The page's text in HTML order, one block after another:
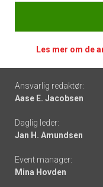
Les mer om de
Footer
-
links
Ansvarlig redaktør:
Aase E. Jacobsen
Daglig leder:
Jan H. Amundsen
Event manager:
Mina Hovden